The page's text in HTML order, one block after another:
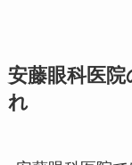
安藤眼科医
れ